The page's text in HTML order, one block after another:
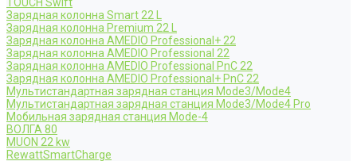
Зарядная колонна Smart 22 L
Зарядная колонна Premium 22 L
Зарядная колонна AMEDIO Professional+ 22
Зарядная колонна AMEDIO Professional 22
Зарядная колонна AMEDIO Professional PnC 22
Зарядная колонна AMEDIO Professional+ PnC 22
Мультистандартная зарядная станция Mode3/Mode4
Мультистандартная зарядная станция Mode3/Mode4 Pro
Мобильная зарядная станция Mode-4
ВОЛГА 80
MUON 22 kw
RewattSmartCharge